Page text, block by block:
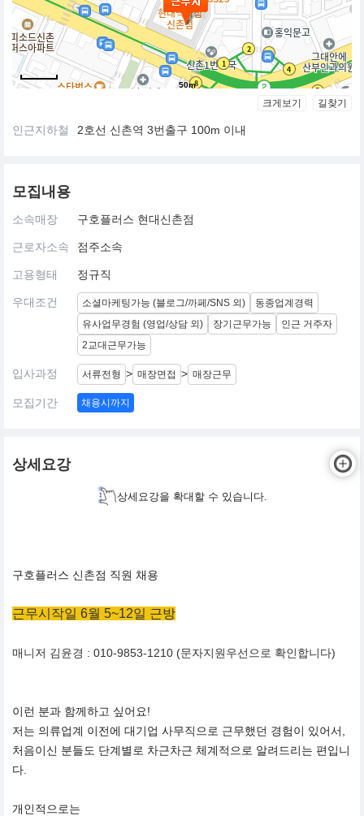
50m
크게보기 길찾기
인근지하철 2호선 신촌역 3번출구 100m 이내
모집내용
소속매장 구호플러스 현대신촌점
근로자소속 점주소속
고용형태 정규직
우대조건 소셜마케팅가능 (블로그/까페/SNS 외)
동종업계경력
유사업무경험 (영업/상담 외)
장기근무가능
인근 거주자
2교대근무가능
입사과정 서류전형 > 매장면접 > 매장근무
모집기간 채용시까지
상세요강
상세요강을 확대할 수 있습니다.
구호플러스 신촌점 직원 채용
근무시작일 6월 5~12일 근방
매니저 김윤경 : 010-9853-1210 (문자지원우선으로 확인합니다)
이런 분과 함께하고 싶어요!
저는 의류업계 이전에 대기업 사무직으로 근무했던 경험이 있어서,
처음이신 분들도 단계별로 차근차근 체계적으로 알려드리는 편입니
다.
개인적으로는